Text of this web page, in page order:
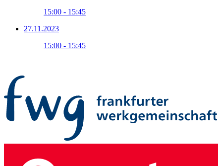
15:00 - 15:45
27.11.2023
15:00 - 15:45